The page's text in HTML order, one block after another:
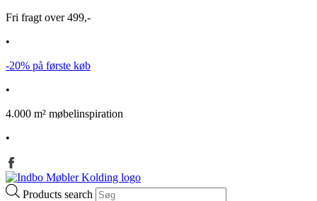
Fri fragt over 499,-
•
-20% på første køb
•
4.000 m² møbelinspiration
•
Products search